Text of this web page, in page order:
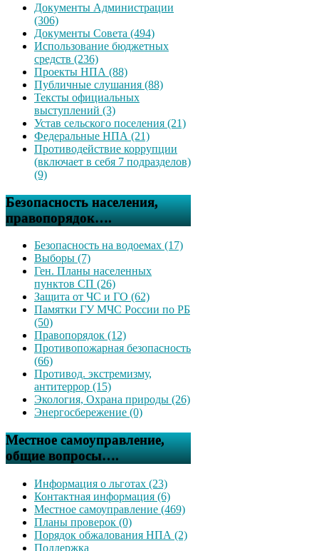
Документы Администрации
(306)
Документы Совета (494)
Использование бюджетных
средств (236)
Проекты НПА (88)
Публичные слушания (88)
Тексты официальных
выступлений (3)
Устав сельского поселения (21)
Федеральные НПА (21)
Противодействие коррупции
(включает в себя 7 подразделов)
(9)
Безопасность населения,
правопорядок….
Безопасность на водоемах (17)
Выборы (7)
Ген. Планы населенных
пунктов СП (26)
Защита от ЧС и ГО (62)
Памятки ГУ МЧС России по РБ
(50)
Правопорядок (12)
Противопожарная безопасность
(66)
Противод. экстремизму,
антитеррор (15)
Экология, Охрана природы (26)
Энергосбережение (0)
Местное самоуправление,
общие вопросы….
Информация о льготах (23)
Контактная информация (6)
Местное самоуправление (469)
Планы проверок (0)
Порядок обжалования НПА (2)
Поддержка